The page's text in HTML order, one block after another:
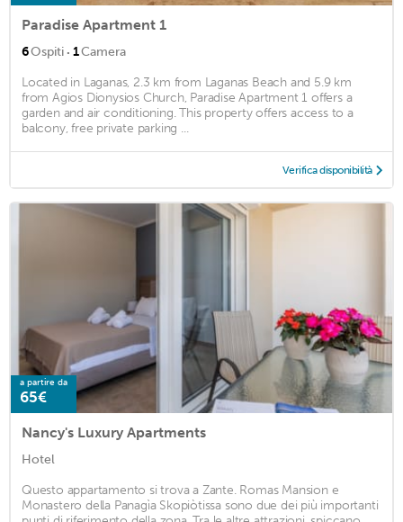
Paradise Apartment 1
6Ospiti · 1Camera
Located in Laganas, 2.3 km from Laganas Beach and 5.9 km
from Agios Dionysios Church, Paradise Apartment 1 offers a
garden and air conditioning. This property offers access to a
balcony, free private parking ...
Verifica disponibilità
a partire da
65€
Nancy's Luxury Apartments
Hotel
Questo appartamento si trova a Zante. Romas Mansion e
Monastero della Panagìa Skopiòtissa sono due dei più importanti